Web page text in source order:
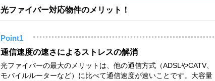
光ファイバー対応物件のメリット！
Point1
通信速度の速さによるストレスの解消
光ファイバーの最大のメリットは、他の通信方式（ADSLやCATV、
モバイルルーターなど）に比べて通信速度が速いことです。大容量